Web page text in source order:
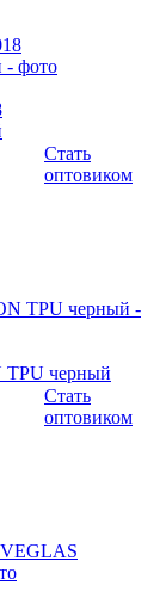
Стать
оптовиком
TPU черный
Стать
оптовиком